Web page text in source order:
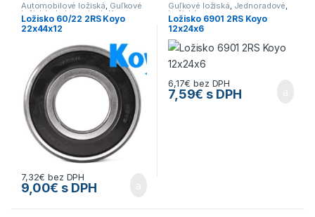
Automobilové ložiská, Guľkové
ložiská Jednoradové,Koyo
Ložiská
Ložisko 60/22 2RS Koyo
22x44x12
7,32€ bez DPH
9,00€ s DPH
Guľkové ložiská, Jednoradové,
Ložiská
Ložisko 6901 2RS Koyo
12x24x6
6,17€ bez DPH
7,59€ s DPH